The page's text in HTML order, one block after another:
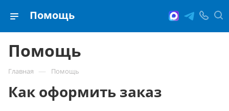
Помощь
Помощь
Главная — Помощь
Как оформить заказ